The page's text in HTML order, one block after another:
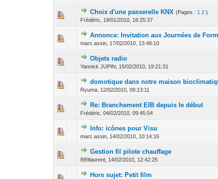
Choix d'une passerelle KNX (Pages : 1 2 )
Frédéric, 19/01/2010, 16:25:37
0 Votes - 0 sur 5
Annonce: Invitation aux Journées de
marc.assin, 17/02/2010, 13:48:10
0 Votes - 0 sur 5
1 2
Objets radio
Yannick JUPIN, 15/02/2010, 19:21:31
domotique dans notre maison
Ryuma, 12/02/2010, 09:13:11
0 Votes - 0 sur 512
Re: Branchement EIB depuis le début
Frédéric,04/02/2010, 09:45:54
0 Votes - 0 sur 5
Info: icônes pour Visu
marc.assin, 14/02/2010, 10:14:16
Gestion fil pilote chauffage
889laurent, 14/02/2010, 12:42:25
0 Votes - 0 sur 5
Hors sujet: Petit film